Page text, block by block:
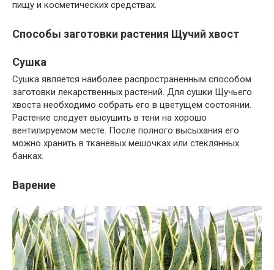
пищу и косметических средствах.
Способы заготовки растения Щучий хвост
Сушка
Сушка является наиболее распространенным способом
заготовки лекарственных растений. Для сушки Щучьего
хвоста необходимо собрать его в цветущем состоянии.
Растение следует высушить в тени на хорошо
вентилируемом месте. После полного высыхания его
можно хранить в тканевых мешочках или стеклянных
банках.
Варение